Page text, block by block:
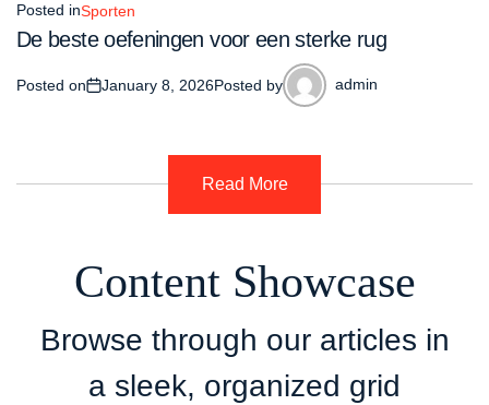
Posted inSporten
De beste oefeningen voor een sterke rug
Posted on January 8, 2026Posted by admin
Read More
Content Showcase
Browse through our articles in
a sleek, organized grid